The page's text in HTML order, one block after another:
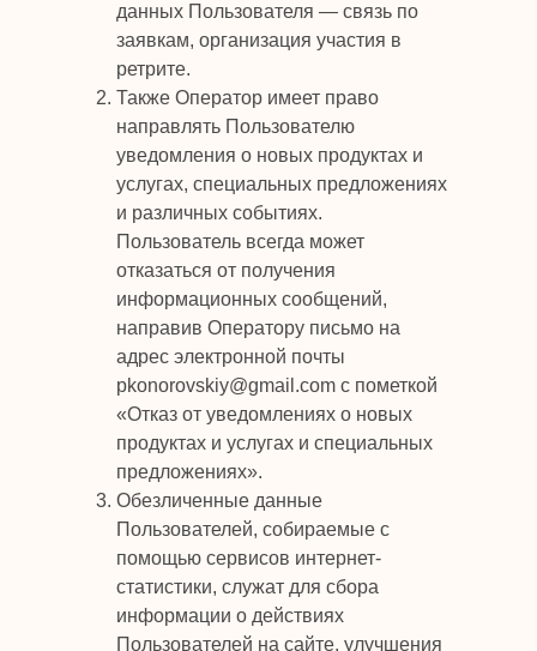
данных Пользователя — связь по
заявкам, организация участия в
ретрите.
Также Оператор имеет право
направлять Пользователю
уведомления о новых продуктах и
услугах, специальных предложениях
и различных событиях.
Пользователь всегда может
отказаться от получения
информационных сообщений,
направив Оператору письмо на
адрес электронной почты
pkonorovskiy@gmail.com с пометкой
«Отказ от уведомлениях о новых
продуктах и услугах и специальных
предложениях».
Обезличенные данные
Пользователей, собираемые с
помощью сервисов интернет-
статистики, служат для сбора
информации о действиях
Пользователей на сайте, улучшения